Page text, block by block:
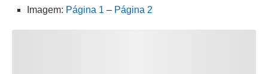
Imagem: Página 1 – Página 2